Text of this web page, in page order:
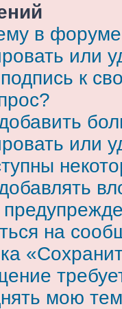
в
или
к
или
на
мою